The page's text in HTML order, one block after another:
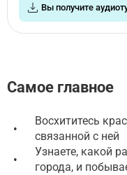
Вы получите
Самое главное
•
Восхититесь
связанной с ней
•
Узнаете, какой
города, и